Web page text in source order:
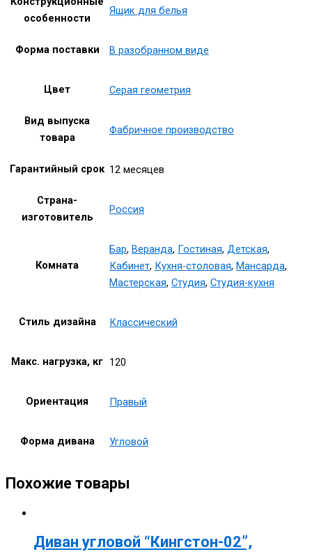
особенности
Ящик для белья
Форма поставки В разобранном виде
Цвет Серая геометрия
Вид выпуска
товара
Фабричное производство
Гарантийный срок 12 месяцев
Страна-
изготовитель
Россия
Комната
Бар, Веранда, Гостиная, Детская,
Кабинет, Кухня-столовая, Мансарда,
Мастерская, Студия, Студия-кухня
Стиль дизайна Классический
Макс. нагрузка, кг 120
Ориентация Правый
Форма дивана Угловой
Похожие товары
Диван угловой “Кингстон-02”,